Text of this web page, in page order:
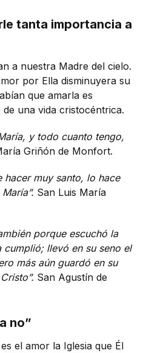
tanta importancia a
a nuestra Madre del cielo.
por Ella disminuyera su
que amarla es
una vida cristocéntrica.
y todo cuanto tengo,
Griñón de Monfort.
hacer muy santo, lo hace
San Luis María
porque escuchó la
cumplió; llevó en su seno el
más aún guardó en su
San Agustín de
no”
el amor la Iglesia que Él